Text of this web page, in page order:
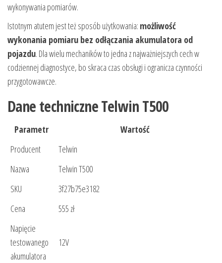
wykonywania pomiarów.
Istotnym atutem jest też sposób użytkowania: możliwość
wykonania pomiaru bez odłączania akumulatora od
pojazdu. Dla wielu mechaników to jedna z najważniejszych cech w
codziennej diagnostyce, bo skraca czas obsługi i ogranicza czynności
przygotowawcze.
Dane techniczne Telwin T500
Parametr
Wartość
Producent
Telwin
Nazwa
Telwin T500
SKU
3f27b75e3182
Cena
555 zł
Napięcie
testowanego
akumulatora
12V